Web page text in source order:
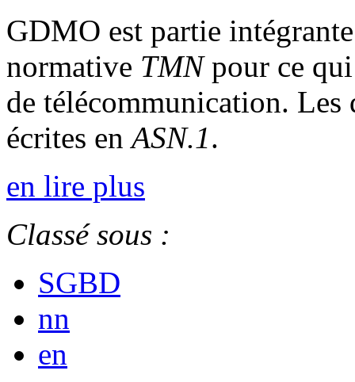
GDMO est partie
normative TMNpour ce
de télécommunication.
écrites enASN.1.
en lire plus
Classé sous :
SGBD
nn
en